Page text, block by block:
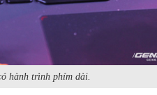
hành trình phím dài.